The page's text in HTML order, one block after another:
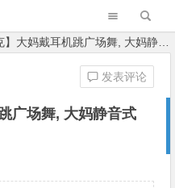
妈戴耳机跳广场舞, 大妈静音式广场舞你怎么看
广场舞, 大妈静音式
发表评论